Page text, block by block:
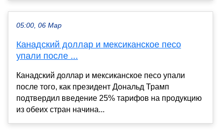
05:00, 06 Мар
Канадский доллар и мексиканское песо
упали после ...
Канадский доллар и мексиканское песо упали
после того, как президент Дональд Трамп
подтвердил введение 25% тарифов на продукцию
из обеих стран начина...